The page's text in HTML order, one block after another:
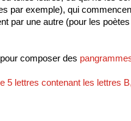
par exemple), qui
par une autre (pour les
composer des
5 lettres contenant les lettres